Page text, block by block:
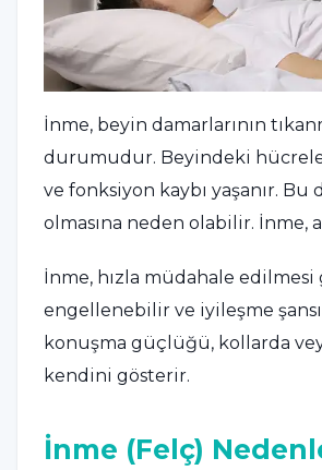
İnme, beyin damarlarının
durumudur. Beyindeki
ve fonksiyon kaybı yaşanır.
olmasına neden olabilir.
İnme, hızla müdahale
engellenebilir ve iyileşme
konuşma güçlüğü, kollarda
kendini gösterir.
İnme (Felç)